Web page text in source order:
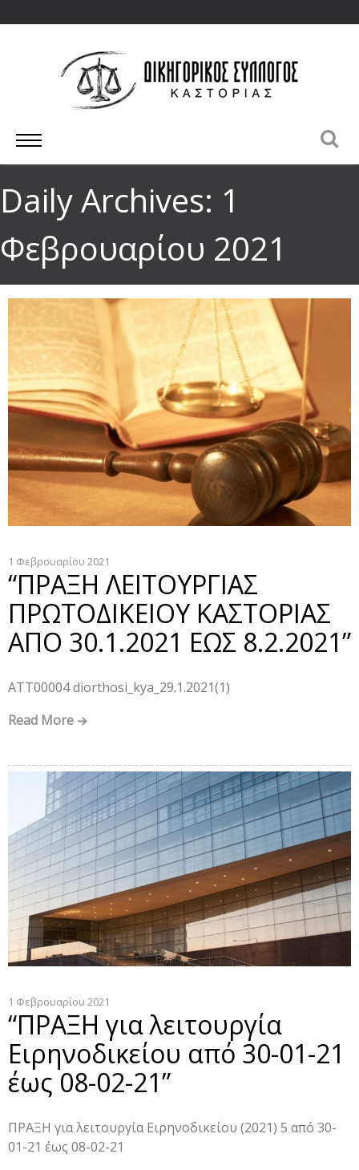
Daily Archives: 1
Φεβρουαρίου 2021
1 Φεβρουαρίου 2021
“ΠΡΑΞΗ ΛΕΙΤΟΥΡΓΙΑΣ
ΠΡΩΤΟΔΙΚΕΙΟΥ ΚΑΣΤΟΡΙΑΣ
ΑΠΟ 30.1.2021 ΕΩΣ 8.2.2021”
ATT00004 diorthosi_kya_29.1.2021(1)
Read More
1 Φεβρουαρίου 2021
“ΠΡΑΞΗ για λειτουργία
Ειρηνοδικείου από 30-01-21
έως 08-02-21”
ΠΡΑΞΗ για λειτουργία Ειρηνοδικείου (2021) 5 από 30-
01-21 έως 08-02-21